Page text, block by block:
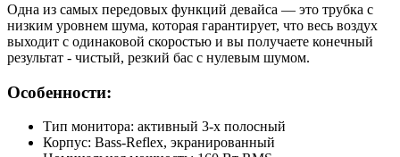
Одна из самых передовых функций девайса — это трубка с
низким уровнем шума, которая гарантирует, что весь воздух
выходит с одинаковой скоростью и вы получаете конечный
результат - чистый, резкий бас с нулевым шумом.
Особенности:
Тип монитора: активный 3-х полосный
Корпус: Bass-Reflex, экранированный